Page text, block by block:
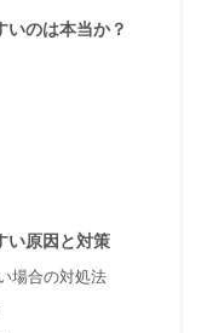
いのは本当か？
い原因と対策
場合の対処法